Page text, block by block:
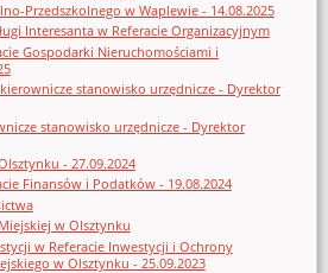
Przedszkolnego w Waplewie - 14.08.2025
Interesanta w Referacie Organizacyjnym
Gospodarki Nieruchomościami i
stanowisko urzędnicze - Dyrektor
stanowisko urzędnicze - Dyrektor
- 27.09.2024
Finansów i Podatków - 19.08.2024
w Olsztynku
w Referacie Inwestycji i Ochrony
w Olsztynku - 25.09.2023